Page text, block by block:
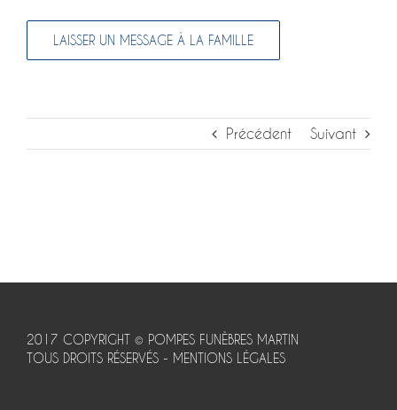
Précédent Suivant
2017 COPYRIGHT © POMPES FUNÈBRES MARTIN
TOUS DROITS RÉSERVÉS - MENTIONS LÉGALES